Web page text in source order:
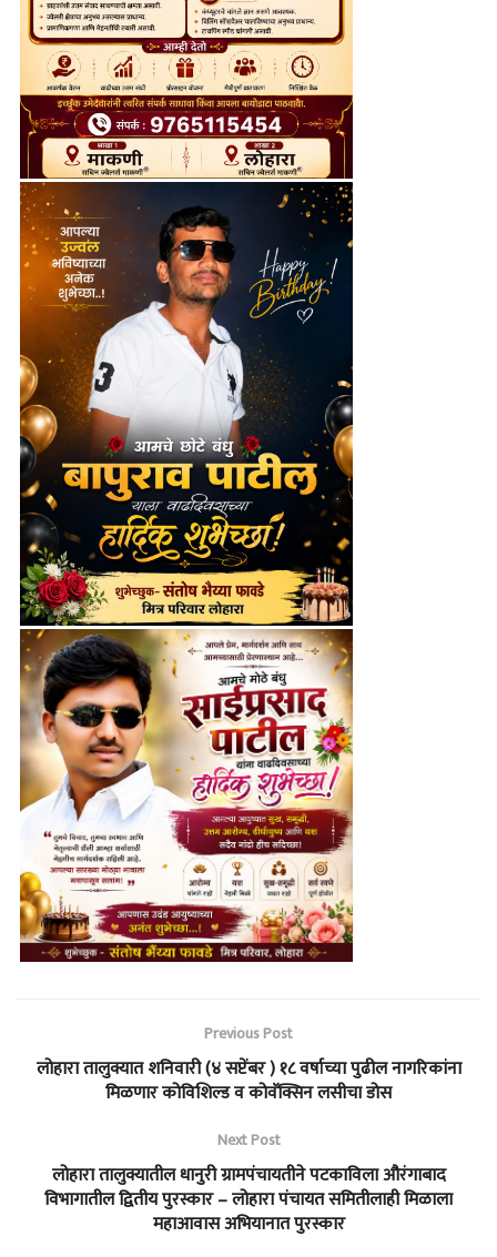
Previous Post
लोहारा तालुक्यात शनिवारी (४ सप्टेंबर ) १८ वर्षाच्या पुढील नागरिकांना
मिळणार कोविशिल्ड व कोवॅक्सिन लसीचा डोस
Next Post
लोहारा तालुक्यातील धानुरी ग्रामपंचायतीने पटकाविला औरंगाबाद
विभागातील द्वितीय पुरस्कार – लोहारा पंचायत समितीलाही मिळाला
महाआवास अभियानात पुरस्कार